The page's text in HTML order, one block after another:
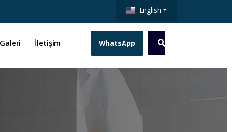
English
Galeri İletişim WhatsApp